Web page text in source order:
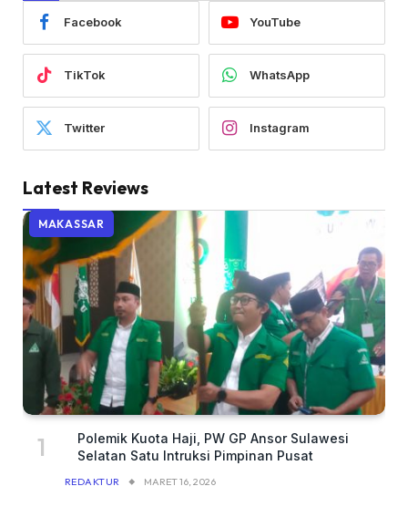
Facebook YouTube
TikTok WhatsApp
Twitter Instagram
Latest Reviews
MAKASSAR
Polemik Kuota Haji, PW GP Ansor Sulawesi
Selatan Satu Intruksi Pimpinan Pusat
REDAKTUR MARET 16, 2026